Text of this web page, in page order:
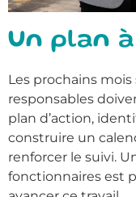
Un plan
Les prochains
responsables
plan d’action,
construire un
renforcer le suivi.
fonctionnaires est